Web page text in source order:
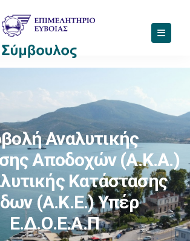
Αναλυτικής
Αποδοχών (Α.Κ.Α.)
Κατάστασης
(Α.Κ.Ε.) Υπέρ
Ε.Δ.Ο.Ε.Α.Π